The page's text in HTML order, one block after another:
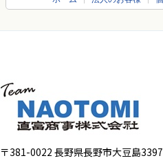
〒381-0022 長野県長野市大豆島